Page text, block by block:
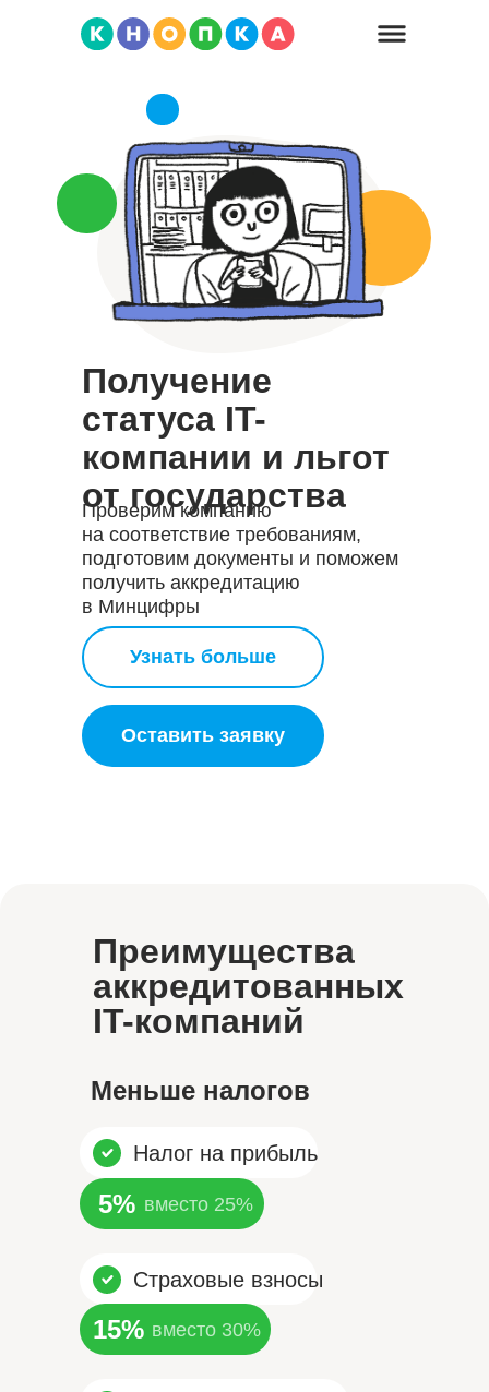
Получение
статуса IT-
компании и льгот
от государства
Узнать больше
Оставить заявку
Проверим компанию
на соответствие требованиям,
подготовим документы и поможем
получить аккредитацию
в Минцифры
Преимущества
аккредитованных
IT-компаний
Меньше налогов
5% вместо 25%
Налог на прибыль
15% вместо 30%
Страховые взносы